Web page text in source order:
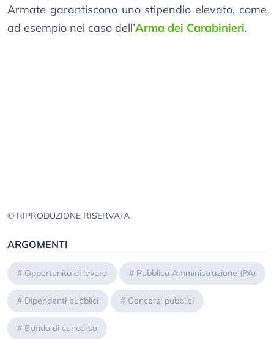
Armate garantiscono uno stipendio elevato, come
ad esempio nel caso dell’Arma dei Carabinieri.
© RIPRODUZIONE RISERVATA
ARGOMENTI
# Opportunità di lavoro # Pubblica Amministrazione (PA)
# Dipendenti pubblici # Concorsi pubblici
# Bando di concorso